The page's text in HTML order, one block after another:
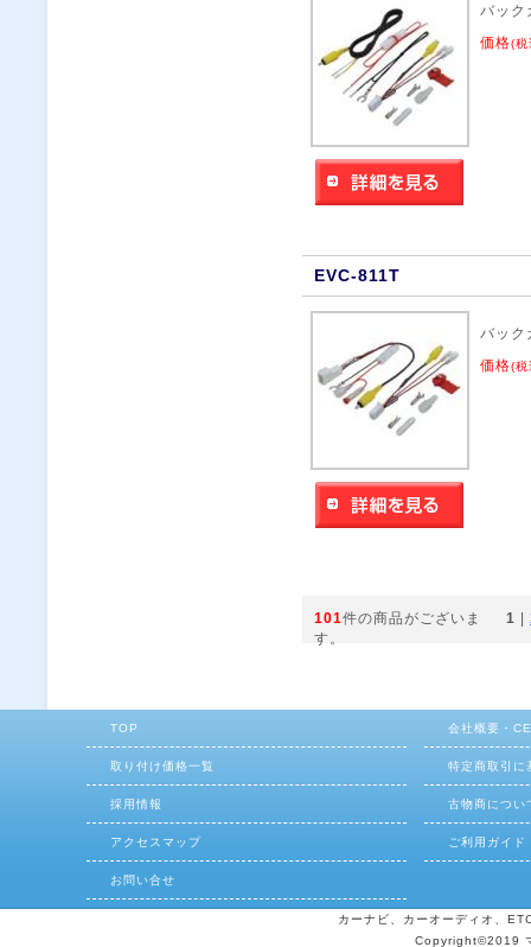
バック
価格(税
EVC-811T
バック
価格(税
101件の商品がございま
す。
1 |
TOP 会社概要・
取り付け価格一覧 特定商取引に
採用情報 古物商につい
アクセスマップ ご利用ガイド
お問い合せ
カーナビ、カーオーディオ、
Copyright©2019